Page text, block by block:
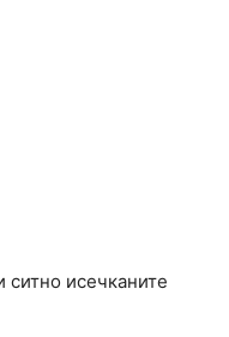
ситно исечканите